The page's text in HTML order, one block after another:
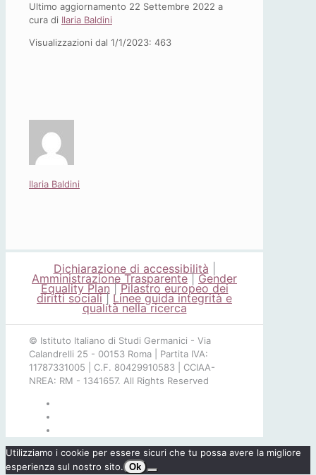
Ultimo aggiornamento 22 Settembre 2022 a
cura di Ilaria Baldini
Visualizzazioni dal 1/1/2023: 463
Ilaria Baldini
Dichiarazione di accessibilità
Amministrazione Trasparente|Gender
Equality Plan|Pilastro europeo dei
diritti sociali| Linee guida integrità e
qualità nella ricerca
© Istituto Italiano di Studi Germanici - Via
Calandrelli 25 - 00153 Roma | Partita IVA:
11787331005 | C.F. 80429910583 | CCIAA-
NREA: RM - 1341657. All Rights Reserved
Utilizziamo i cookie per essere sicuri che tu possa avere la migliore
esperienza sul nostro sito. Ok